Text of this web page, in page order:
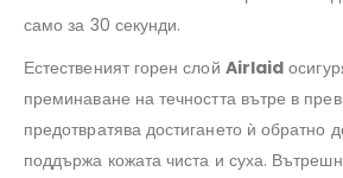
само за 30 секунди.
Естественият горен слой Airlaid
преминаване на течността вътре в
предотвратява достигането ѝ обратно
поддържа кожата чиста и суха.